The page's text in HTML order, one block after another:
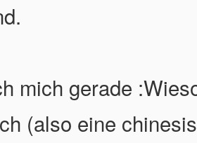
mich gerade
(also eine